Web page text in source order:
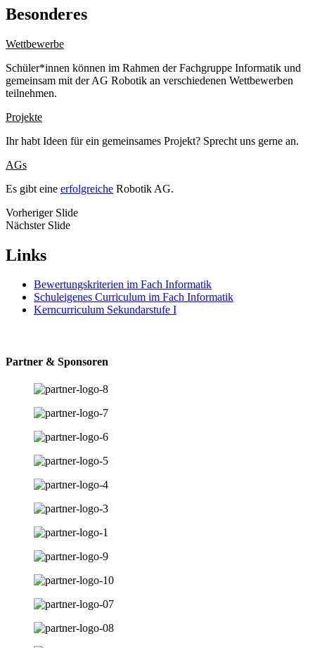
Besonderes
Wettbewerbe
Schüler*innen können im Rahmen der Fachgruppe Informatik und
gemeinsam mit der AG Robotik an verschiedenen Wettbewerben
teilnehmen.
Projekte
Ihr habt Ideen für ein gemeinsames Projekt? Sprecht uns gerne an.
AGs
Es gibt eine erfolgreiche Robotik AG.
Vorheriger Slide
Nächster Slide
Links
Bewertungskriterien im Fach Informatik
Schuleigenes Curriculum im Fach Informatik
Kerncurriculum Sekundarstufe I
Partner & Sponsoren